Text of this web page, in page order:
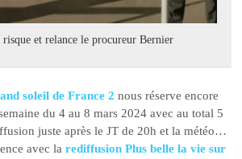
et relance le procureur Bernier
soleil de France 2 nous réserve encore
du 4 au 8 mars 2024 avec au total 5
juste après le JT de 20h et la météo…
avec larediffusion Plus belle la vie sur